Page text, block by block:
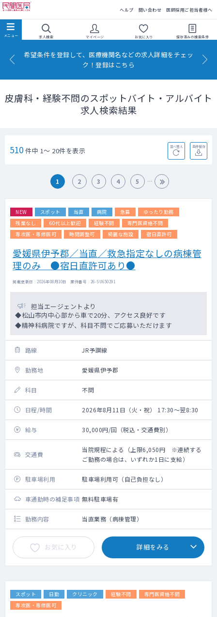
ヘルプ 問い合わせ 医師採用ご担当者様へ
求人検索 マイページ お気に入り 保存済みの検索条件
希望条件を登録して、医療機関名などの求人詳細をチェッ
ク！登録はこちら
皮膚科・経験不問のスポットバイト・アルバイト
求人検索結果
510 件中 1～ 20件を表示 並べ替え 条件保存
1 2 3 4 5
NEW スポット 当直 病院 急募
ゆったり勤務
残業なし
60代以上歓迎 経験不問
専門医資格不問
専攻医・専修医可
時間調整可 綺麗な施設 宿日直許可
愛媛県伊予郡／当直／救急指定なしの病棟管
理のみ ●宿日直許可あり●
掲載更新日 : 2026年08月10日 案件番号 : 26-SU650291
担当エージェントより
◆松山市内中心部から車で20分、アクセス良好です
◆精神科病院ですが、科目不問でご応募いただけます
路線 JR予讃線
勤務地 愛媛県伊予郡
科目 不問
日程/時間 2026年8月11日（火・祝） 17:30～翌8:30
給与 30,000円/回（税込・交通費別）
交通費
当院規程による（上限6,050円 ※連続する
ご勤務の場合は、いずれか1日に支給）
駐車場利用 駐車場利用可（自己負担なし）
車通勤時の補足事項 無料駐車場有
勤務内容 当直業務（病棟管理）
お気に入り 詳細をみる
スポット 日勤 クリニック 経験不問
専門医資格不問
専攻医・専修医可